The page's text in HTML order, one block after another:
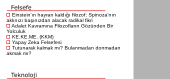
Einstein'ın hayran kaldığı filozof: Spinoza'nın
aklınızı başınızdan alacak radikal fikri
Adalet Kavramına Filozofların Gözünden Bir
Yolculuk
KE.KE.ME. (KKM)
Yapay Zeka Felsefesi
Tutunarak kalmak mı? Bulanmadan donmadan
akmak mı?